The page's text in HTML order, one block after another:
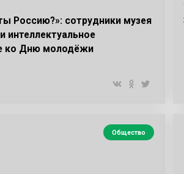
Россию?»: сотрудники музея
интеллектуальное
ко Дню молодёжи
Общество